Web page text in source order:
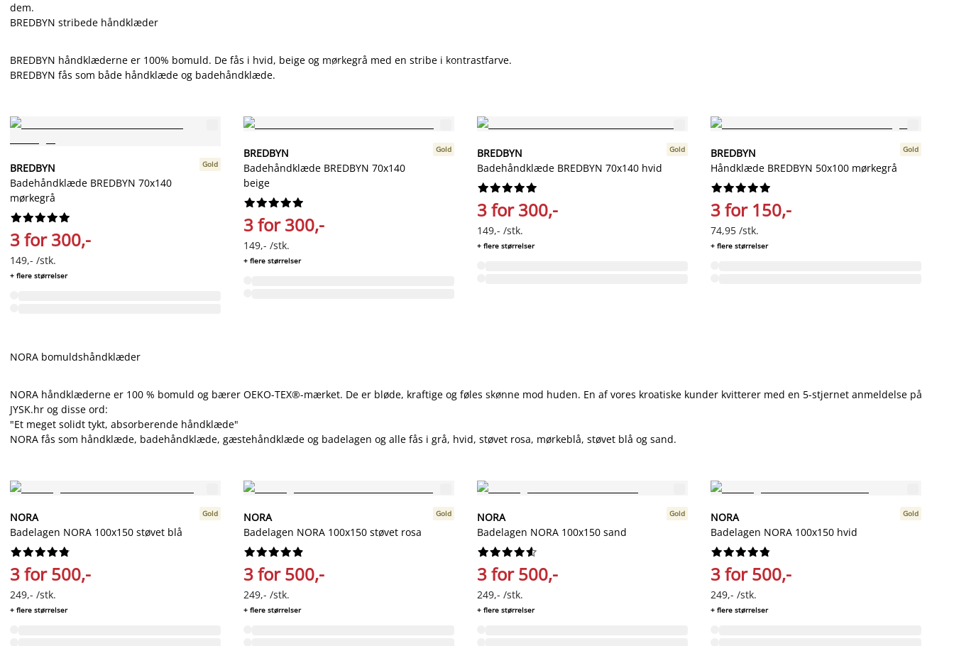
dem.
BREDBYN stribede håndklæder
BREDBYN håndklæderne er 100% bomuld. De fås i hvid, beige og mørkegrå med en stribe i kontrastfarve.
BREDBYN fås som både håndklæde og badehåndklæde.
BREDBYN
Badehåndklæde BREDBYN 70x140
mørkegrå
Gold






3 for 300,-
149,- /stk.
+ flere størrelser
BREDBYN
Badehåndklæde BREDBYN 70x140
beige
Gold






3 for 300,-
149,- /stk.
+ flere størrelser
BREDBYN
Badehåndklæde BREDBYN 70x140 hvid
Gold






3 for 300,-
149,- /stk.
+ flere størrelser
BREDBYN
Håndklæde BREDBYN 50x100 mørkegrå
Gold






3 for 150,-
74,95 /stk.
+ flere størrelser
NORA bomuldshåndklæder
NORA håndklæderne er 100 % bomuld og bærer OEKO-TEX®-mærket. De er bløde, kraftige og føles skønne mod huden. En af vores kroatiske kunder kvitterer med en 5-stjernet anmeldelse på
JYSK.hr og disse ord:
"Et meget solidt tykt, absorberende håndklæde"
NORA fås som håndklæde, badehåndklæde, gæstehåndklæde og badelagen og alle fås i grå, hvid, støvet rosa, mørkeblå, støvet blå og sand.
NORA
Badelagen NORA 100x150 støvet blå
Gold






3 for 500,-
249,- /stk.
+ flere størrelser
NORA
Badelagen NORA 100x150 støvet rosa
Gold






3 for 500,-
249,- /stk.
+ flere størrelser
NORA
Badelagen NORA 100x150 sand
Gold






3 for 500,-
249,- /stk.
+ flere størrelser
NORA
Badelagen NORA 100x150 hvid
Gold






3 for 500,-
249,- /stk.
+ flere størrelser